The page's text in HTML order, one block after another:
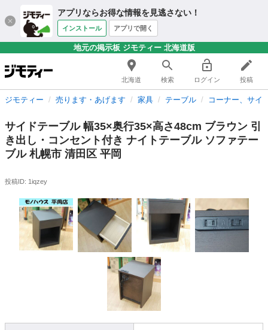
アプリならお得な情報を見逃さない！
インストール アプリで開く
地元の掲示板 ジモティー 北海道版
北海道 検索 ログイン 投稿
ジモティー 売ります・あげます 家具 テーブル コーナー、サイ
サイドテーブル 幅35×奥行35×高さ48cm ブラウン 引
き出し・コンセント付き ナイトテーブル ソファテー
ブル 札幌市 清田区 平岡
投稿ID: 1iqzey